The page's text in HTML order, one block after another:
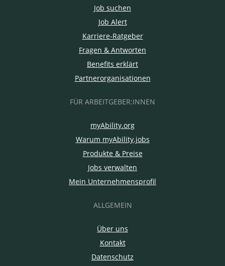
Job suchen
Job Alert
Karriere-Ratgeber
Fragen & Antworten
Benefits erklärt
Partnerorganisationen
FÜR ARBEITGEBER:INNEN
myAbility.org
Warum myAbility.jobs
Produkte & Preise
Jobs verwalten
Mein Unternehmensprofil
ALLGEMEIN
Über uns
Kontakt
Datenschutz